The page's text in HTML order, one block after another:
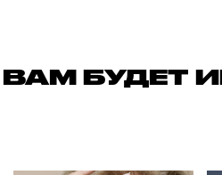
ВАМ БУДЕТ